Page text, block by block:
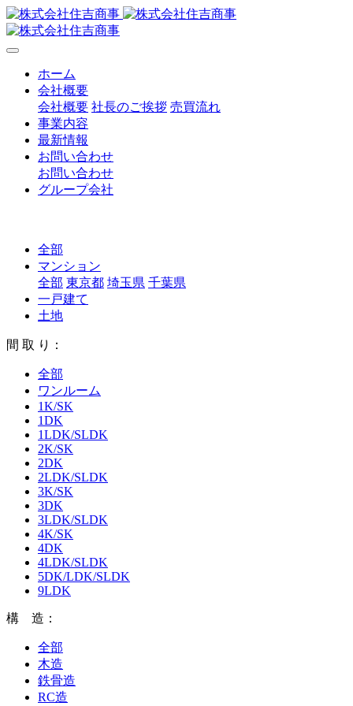
ホーム
会社概要
会社概要 社長のご挨拶 売買流れ
事業内容
最新情報
お問い合わせ
お問い合わせ
グループ会社
全部
マンション
全部 東京都 埼玉県 千葉県
一戸建て
土地
間 取 り：
全部
ワンルーム
1K/SK
1DK
1LDK/SLDK
2K/SK
2DK
2LDK/SLDK
3K/SK
3DK
3LDK/SLDK
4K/SK
4DK
4LDK/SLDK
5DK/LDK/SLDK
9LDK
構 造：
全部
木造
鉄骨造
RC造